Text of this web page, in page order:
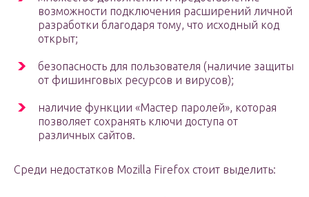
возможности подключения расширений личной
разработки благодаря тому, что исходный код
открыт;
безопасность для пользователя (наличие защиты
от фишинговых ресурсов и вирусов);
наличие функции «Мастер паролей», которая
позволяет сохранять ключи доступа от
различных сайтов.
Среди недостатков Mozilla Firefox стоит выделить: